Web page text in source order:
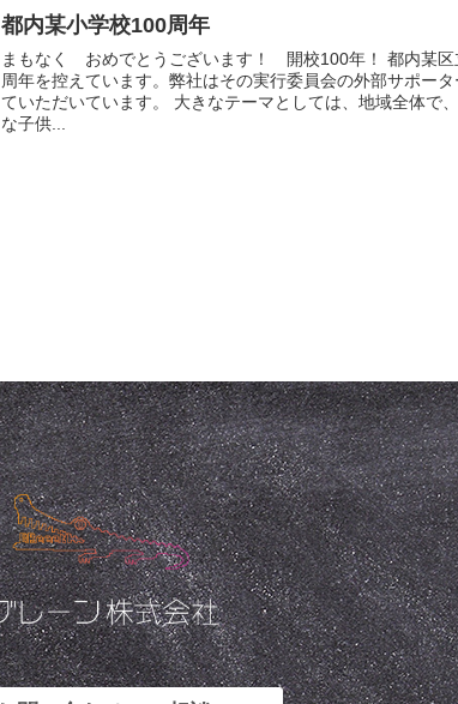
都内某小学校100周年
まもなく おめでとうございます！ 開校100年！ 都内某区
周年を控えています。弊社はその実行委員会の外部サポー
ていただいています。 大きなテーマとしては、地域全体で
な子供...